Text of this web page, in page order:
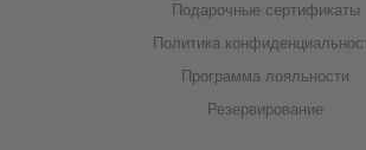
Подарочные сертификаты
Политика
Программа лояльности
Резервирование